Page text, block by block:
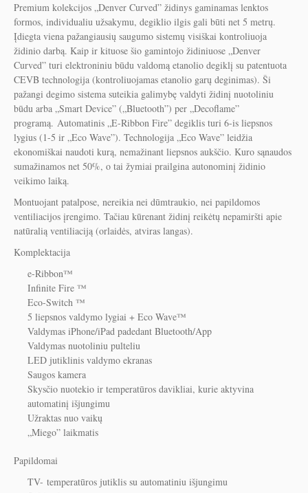
Premium kolekcijos „Denver Curved” židinys gaminamas lenktos
formos, individualiu užsakymu, degiklio ilgis gali būti net 5 metrų.
Įdiegta viena pažangiausių saugumo sistemų visiškai kontroliuoja
židinio darbą. Kaip ir kituose šio gamintojo židiniuose „Denver
Curved” turi elektroniniu būdu valdomą etanolio degiklį su patentuota
CEVB technologija (kontroliuojamas etanolio garų deginimas). Ši
pažangi degimo sistema suteikia galimybę valdyti židinį nuotoliniu
būdu arba „Smart Device” („Bluetooth”) per „Decoflame”
programą. Automatinis „E-Ribbon Fire” degiklis turi 6-is liepsnos
lygius (1-5 ir „Eco Wave”). Technologija „Eco Wave” leidžia
ekonomiškai naudoti kurą, nemažinant liepsnos aukščio. Kuro sąnaudos
sumažinamos net 50%, o tai žymiai prailgina autonominį židinio
veikimo laiką.
Montuojant patalpose, nereikia nei dūmtraukio, nei papildomos
ventiliacijos įrengimo. Tačiau kūrenant židinį reikėtų nepamiršti apie
natūralią ventiliaciją (orlaidės, atviras langas).
Komplektacija
e-Ribbon™
Infinite Fire ™
Eco-Switch ™
5 liepsnos valdymo lygiai + Eco Wave™
Valdymas iPhone/iPad padedant Bluetooth/App
Valdymas nuotoliniu pulteliu
LED jutiklinis valdymo ekranas
Saugos kamera
Skysčio nuotekio ir temperatūros davikliai, kurie aktyvina
automatinį išjungimu
Užraktas nuo vaikų
„Miego” laikmatis
Papildomai
TV- temperatūros jutiklis su automatiniu išjungimu